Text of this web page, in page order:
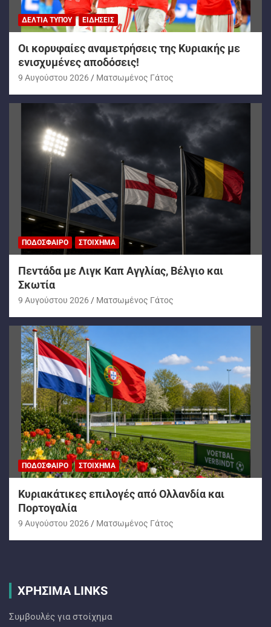
ΔΕΛΤΊΑ ΤΎΠΟΥ ΕΙΔΉΣΕΙΣ
Oι κορυφαίες αναμετρήσεις της Κυριακής με
ενισχυμένες αποδόσεις!
9 Αυγούστου 2026 Ματσωμένος Γάτος
ΠΟΔΌΣΦΑΙΡΟ ΣΤΟΊΧΗΜΑ
Πεντάδα με Λιγκ Καπ Αγγλίας, Βέλγιο και
Σκωτία
9 Αυγούστου 2026 Ματσωμένος Γάτος
ΠΟΔΌΣΦΑΙΡΟ ΣΤΟΊΧΗΜΑ
Kυριακάτικες επιλογές από Ολλανδία και
Πορτογαλία
9 Αυγούστου 2026 Ματσωμένος Γάτος
ΧΡΗΣΙΜΑ LINKS
Συμβουλές για στοίχημα